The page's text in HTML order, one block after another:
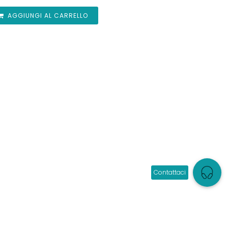
AGGIUNGI AL CARRELLO